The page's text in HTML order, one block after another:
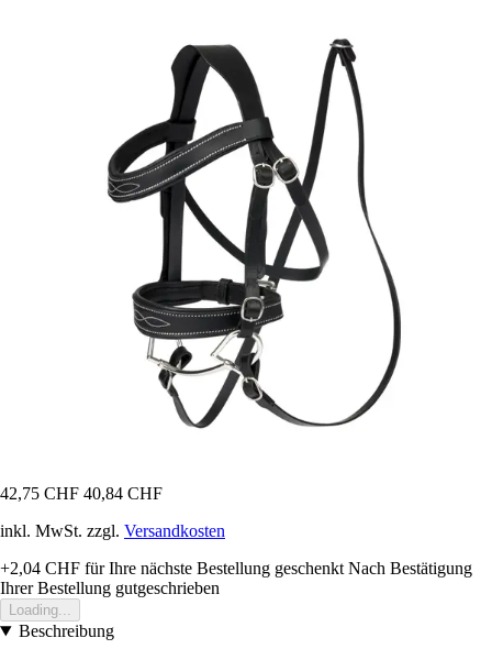
42,75 CHF 40,84 CHF
inkl. MwSt. zzgl. Versandkosten
+2,04 CHF für Ihre nächste Bestellung geschenkt Nach Bestätigung
Ihrer Bestellung gutgeschrieben
Loading...
Beschreibung